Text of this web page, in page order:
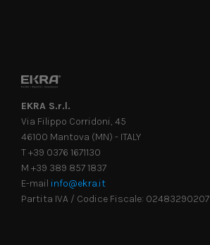
EKRA S.r.l.
Via Filippo Corridoni, 45
46100 Mantova (MN) - ITALY
T +39 0376 1671130
M +39 389 857 1837
E-mail info@ekra.it
Partita IVA / Codice Fiscale: 02483290207